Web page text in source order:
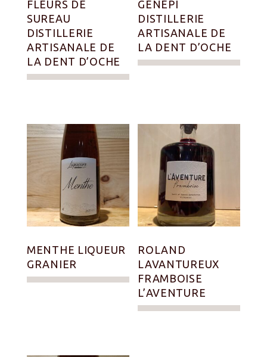
FLEURS DE
SUREAU
DISTILLERIE
ARTISANALE DE
LA DENT D’OCHE
GÉNÉPI
DISTILLERIE
ARTISANALE DE
LA DENT D’OCHE
MENTHE LIQUEUR
GRANIER
ROLAND
LAVANTUREUX
FRAMBOISE
L’AVENTURE